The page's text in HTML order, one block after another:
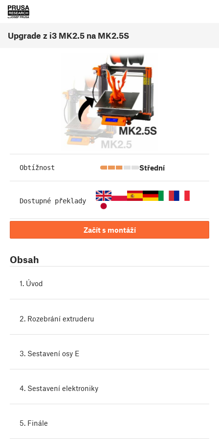
Upgrade z i3 MK2.5 na MK2.5S
Obtížnost Střední
Dostupné překlady
Začít s montáží
Obsah
1. Úvod
2. Rozebrání extruderu
3. Sestavení osy E
4. Sestavení elektroniky
5. Finále